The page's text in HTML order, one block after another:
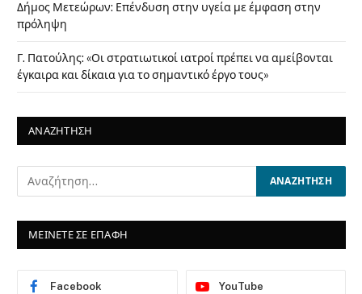
Δήμος Μετεώρων: Επένδυση στην υγεία με έμφαση στην
πρόληψη
Γ. Πατούλης: «Οι στρατιωτικοί ιατροί πρέπει να αμείβονται
έγκαιρα και δίκαια για το σημαντικό έργο τους»
ΑΝΑΖΗΤΗΣΗ
ΜΕΙΝΕΤΕ ΣΕ ΕΠΑΦΗ
Facebook YouTube